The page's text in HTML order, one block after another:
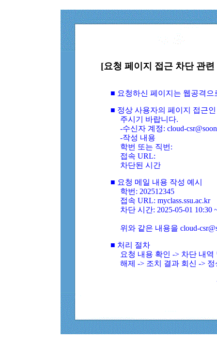
[요청 페이지 접근 차단 관
■ 요청하신 페이지는 웹공격
■ 정상 사용자의 페이지 접근
주시기 바랍니다.
-수신자 계정: cloud-
-작성 내용
학번 또는 직번:
접속 URL:
차단된 시간
■ 요청 메일 내용 작성 예시
학번: 202512345
접속 URL: myclass.ssu.ac.kr
차단 시간: 2025-05-01 10:30
위와 같은 내용을 cloud-
■ 처리 절차
요청 내용 확인 -> 차단 내
해제 -> 조치 결과 회신 ->